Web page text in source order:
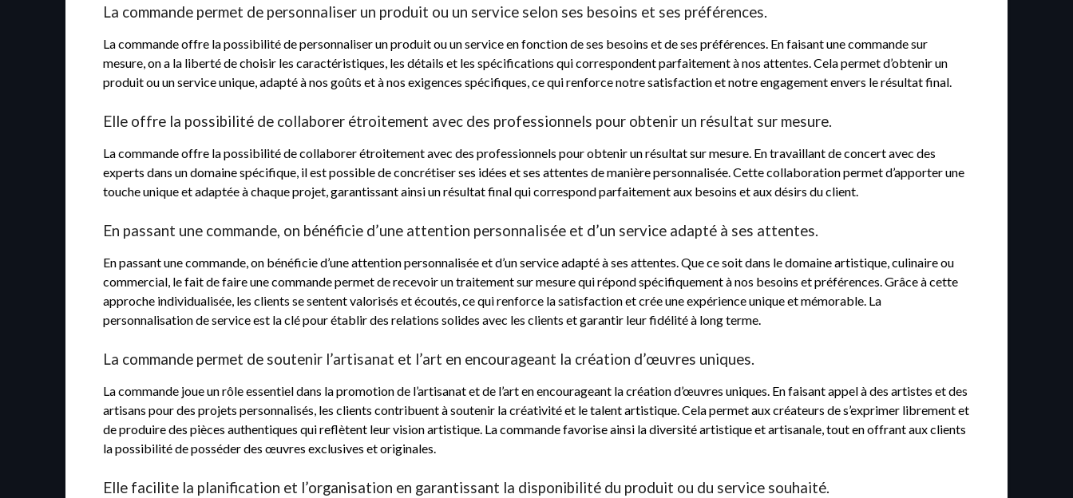
La commande permet de personnaliser un produit ou un service selon ses besoins et ses préférences.
La commande offre la possibilité de personnaliser un produit ou un service en fonction de ses besoins et de ses préférences. En faisant une commande sur
mesure, on a la liberté de choisir les caractéristiques, les détails et les spécifications qui correspondent parfaitement à nos attentes. Cela permet d’obtenir un
produit ou un service unique, adapté à nos goûts et à nos exigences spécifiques, ce qui renforce notre satisfaction et notre engagement envers le résultat final.
Elle offre la possibilité de collaborer étroitement avec des professionnels pour obtenir un résultat sur mesure.
La commande offre la possibilité de collaborer étroitement avec des professionnels pour obtenir un résultat sur mesure. En travaillant de concert avec des
experts dans un domaine spécifique, il est possible de concrétiser ses idées et ses attentes de manière personnalisée. Cette collaboration permet d’apporter une
touche unique et adaptée à chaque projet, garantissant ainsi un résultat final qui correspond parfaitement aux besoins et aux désirs du client.
En passant une commande, on bénéficie d’une attention personnalisée et d’un service adapté à ses attentes.
En passant une commande, on bénéficie d’une attention personnalisée et d’un service adapté à ses attentes. Que ce soit dans le domaine artistique, culinaire ou
commercial, le fait de faire une commande permet de recevoir un traitement sur mesure qui répond spécifiquement à nos besoins et préférences. Grâce à cette
approche individualisée, les clients se sentent valorisés et écoutés, ce qui renforce la satisfaction et crée une expérience unique et mémorable. La
personnalisation de service est la clé pour établir des relations solides avec les clients et garantir leur fidélité à long terme.
La commande permet de soutenir l’artisanat et l’art en encourageant la création d’œuvres uniques.
La commande joue un rôle essentiel dans la promotion de l’artisanat et de l’art en encourageant la création d’œuvres uniques. En faisant appel à des artistes et des
artisans pour des projets personnalisés, les clients contribuent à soutenir la créativité et le talent artistique. Cela permet aux créateurs de s’exprimer librement et
de produire des pièces authentiques qui reflètent leur vision artistique. La commande favorise ainsi la diversité artistique et artisanale, tout en offrant aux clients
la possibilité de posséder des œuvres exclusives et originales.
Elle facilite la planification et l’organisation en garantissant la disponibilité du produit ou du service souhaité.